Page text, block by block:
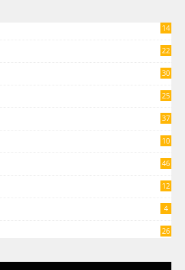
14
22
30
25
37
10
46
12
4
26